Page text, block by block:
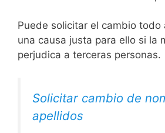
Puede solicitar el cambio todo
una causa justa para ello si la
perjudica a terceras personas.
Solicitar cambio de
apellidos